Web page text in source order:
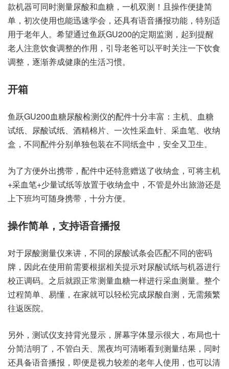
款机器可同时测量尿酸和血糖，一机双测！且操作便捷简
单，初次使用也能迅速学会，还具有语音播报功能，特别适
用于老年人。希望通过鱼跃GU200的定期监测，起到提醒
老人注意饮食调整的作用，引导老爸可以平时关注一下饮食
调整，逐渐养成健康的生活习惯。
开箱
鱼跃GU200血糖尿酸检测仪的配件十分丰富：主机、血糖
试纸、尿酸试纸、酒精棉片、一次性采血针、采血笔、收纳
盒，不同配件分别单独包装在不同纸盒中，安全又卫生。
为了方便外出携带，配件中还特意赠送了收纳盒，可将主机
+采血笔+少量试纸等放置于收纳盒中，不管是外出旅游还是
上下班均可随身携带，十分方便。
操作简单，支持语音播报
对于尿酸测量仪来讲，不同的尿酸试条会匹配不同的密码
牌，因此在使用前需要根据相关提示对尿酸试纸与机器进行
校正调码。之后就跟正常测量血糖一样进行采血测量。整个
过程简单、易懂，在家就可以轻松完成尿酸自测，无需频繁
往返医院。
另外，测试仪支持背光显示，屏幕字体显示很大，布局也十
分简洁明了，不管白天、黑夜均可清晰看到测量结果，同时
还具备语音播报，即便是视力较差的老年人使用，也可以清